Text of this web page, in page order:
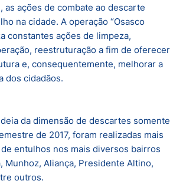
as ações de combate ao descarte
na cidade. A operação “Osasco
constantes ações de limpeza,
reestruturação a fim de oferecer
e, consequentemente, melhorar a
dos cidadãos.
da dimensão de descartes somente
de 2017, foram realizadas mais
entulhos nos mais diversos bairros
Munhoz, Aliança, Presidente Altino,
outros.